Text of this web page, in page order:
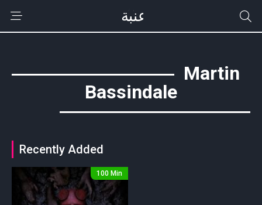
Martin
Bassindale
Recently Added
100 Min